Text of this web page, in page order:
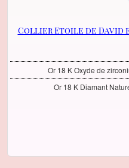
Collier Etoile de David
Or 18 K Oxyde de
Or 18 K Diamant